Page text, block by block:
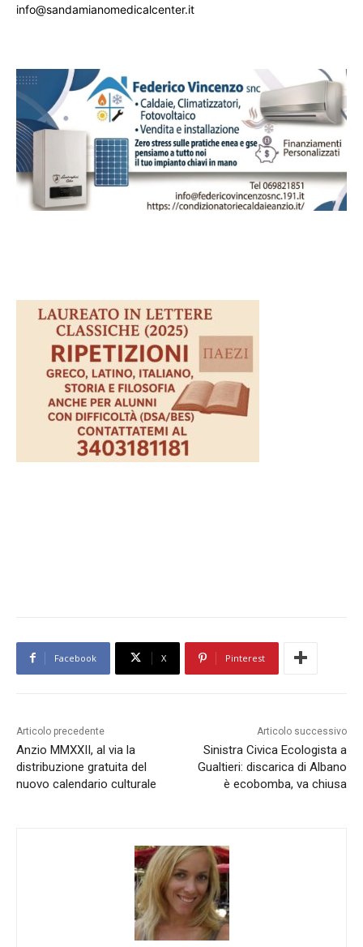
info@sandamianomedicalcenter.it
Facebook X Pinterest
Articolo precedente
Anzio MMXXII, al via la
distribuzione gratuita del
nuovo calendario culturale
Articolo successivo
Sinistra Civica Ecologista a
Gualtieri: discarica di Albano
è ecobomba, va chiusa